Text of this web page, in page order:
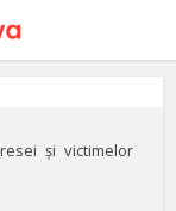
și victimelor